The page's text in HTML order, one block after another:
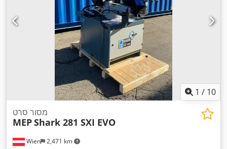
1 / 10
Wien 2,471 km
מסור סרט
MEPShark 281 SXI EVO